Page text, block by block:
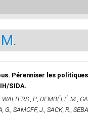
Pérenniser les
SIDA.
, P., DEMBÉLÉ, M.,
G., SAMOFF, J., SACK, R.,